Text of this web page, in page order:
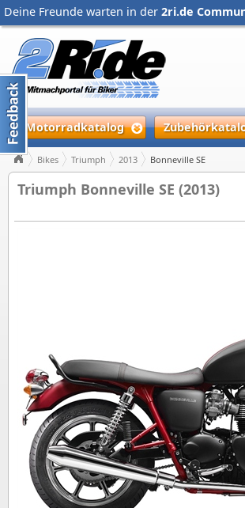
Deine Freunde warten in der 2ri.de
Motorradkatalog
Bikes Triumph 2013 Bonneville SE
Triumph Bonneville SE (2013)